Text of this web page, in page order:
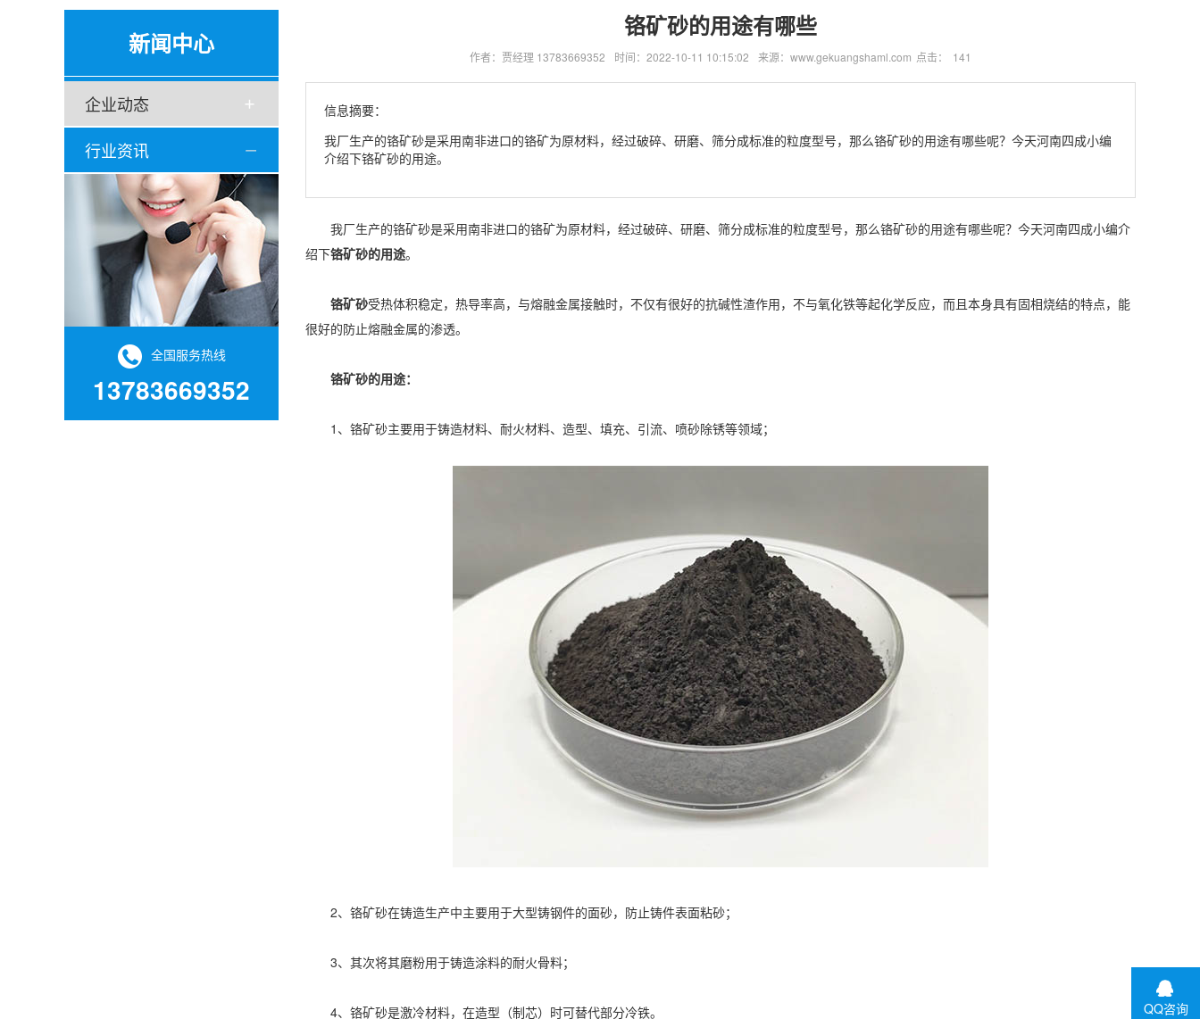
新闻中心
企业动态
行业资讯
全国服务热线
13783669352
铬矿砂的用途有哪些
作者：贾经理 13783669352 时间：2022-10-11 10:15:02 来源：www.gekuangshaml.com 点击： 141
信息摘要：
我厂生产的铬矿砂是采用南非进口的铬矿为原材料，经过破碎、研磨、筛分成标准的粒度型号，那么铬矿砂的用途有哪些呢？今天河南四成小编
介绍下铬矿砂的用途。
我厂生产的铬矿砂是采用南非进口的铬矿为原材料，经过破碎、研磨、筛分成标准的粒度型号，那么铬矿砂的用途有哪些呢？今天河南四成小编介
绍下铬矿砂的用途。
铬矿砂受热体积稳定，热导率高，与熔融金属接触时，不仅有很好的抗碱性渣作用，不与氧化铁等起化学反应，而且本身具有固相烧结的特点，能
很好的防止熔融金属的渗透。
铬矿砂的用途：
1、铬矿砂主要用于铸造材料、耐火材料、造型、填充、引流、喷砂除锈等领域；
2、铬矿砂在铸造生产中主要用于大型铸钢件的面砂，防止铸件表面粘砂；
3、其次将其磨粉用于铸造涂料的耐火骨料；
4、铬矿砂是激冷材料，在造型（制芯）时可替代部分冷铁。 QQ咨询